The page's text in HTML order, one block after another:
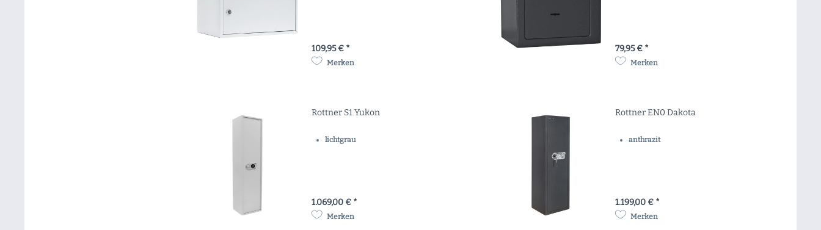
109,95 € *
Merken
79,95 € *
Merken
Rottner S1 Yukon
lichtgrau
1.069,00 € *
Merken
Rottner EN0 Dakota
anthrazit
1.199,00 € *
Merken